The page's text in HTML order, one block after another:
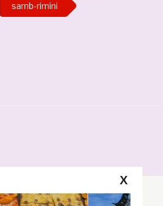
samb-rimini
X